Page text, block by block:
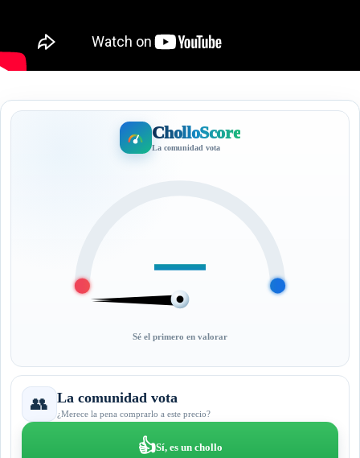
CholloScore
La comunidad vota
—
Sé el primero en valorar
👥 La comunidad vota
¿Merece la pena comprarlo a este precio?
👍Sí, es un chollo